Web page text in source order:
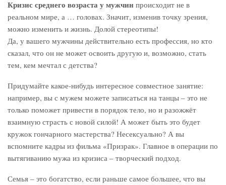
Кризис среднего возраста у мужчин происходит не в
реальном мире, а … головах. Значит, изменив точку зрения,
можно изменить и жизнь. Долой стереотипы!
Да, у вашего мужчины действительно есть профессия, но кто
сказал, что он не может освоить другую и, возможно, стать
тем, кем мечтал с детства?
Придумайте какое-нибудь интересное совместное занятие:
например, вы с мужем можете записаться на танцы – это не
только поможет привести в порядок тело, но и разожжёт
взаимную страсть с новой силой! А может быть это будет
кружок гончарного мастерства? Несексуально? А вы
вспомните кадры из фильма «Призрак». Главное в операции по
вытягиванию мужа из кризиса – творческий подход.
Семья – это богатство, если раньше самое большее, что вы